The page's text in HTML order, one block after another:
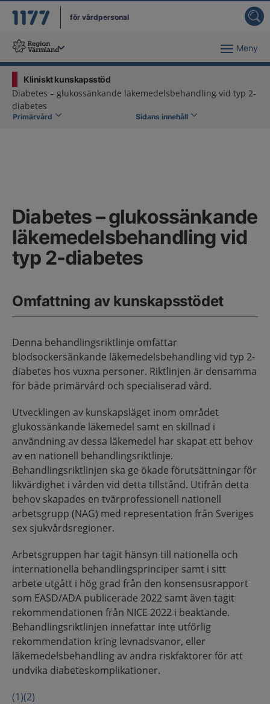
för vårdpersonal
Du har valt region Meny
Kliniskt kunskapsstöd
Diabetes – glukossänkande läkemedelsbehandling vid typ 2-
diabetes
Primärvård Sidans innehåll
Diabetes – glukossänkande
läkemedelsbehandling vid
typ 2-diabetes
Omfattning av kunskapsstödet
Denna behandlingsriktlinje omfattar
blodsockersänkande läkemedelsbehandling vid typ 2-
diabetes hos vuxna personer. Riktlinjen är densamma
för både primärvård och specialiserad vård.
Utvecklingen av kunskapsläget inom området
glukossänkande läkemedel samt en skillnad i
användning av dessa läkemedel har skapat ett behov
av en nationell behandlingsriktlinje.
Behandlingsriktlinjen ska ge ökade förutsättningar för
likvärdighet i vården vid detta tillstånd. Utifrån detta
behov skapades en tvärprofessionell nationell
arbetsgrupp (NAG) med representation från Sveriges
sex sjukvårdsregioner.
Arbetsgruppen har tagit hänsyn till nationella och
internationella behandlingsprinciper samt i sitt
arbete utgått i hög grad från den konsensusrapport
som EASD/ADA publicerade 2022 samt även tagit
rekommendationen från NICE 2022 i beaktande.
Behandlingsriktlinjen innefattar inte utförlig
rekommendation kring levnadsvanor, eller
läkemedelsbehandling av andra riskfaktorer för att
undvika diabeteskomplikationer.
(1)(2)